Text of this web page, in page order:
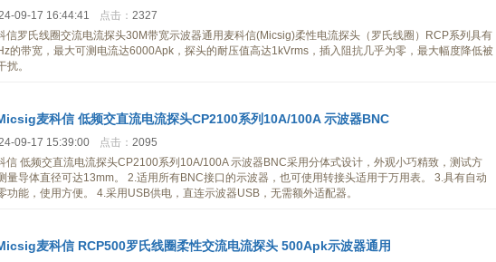
09-17 16:44:41 点击： 2327
信罗氏线圈交流电流探头30M带宽示波器通用麦科信(Micsig)柔性电流探头（罗氏线圈）RCP系列具有
的带宽，最大可测电流达6000Apk，探头的耐压值高达1kVrms，插入阻抗几乎为零，最大幅度降低被
扰。
麦科信 低频交直流电流探头CP2100系列10A/100A 示波器BNC
09-17 15:39:00 点击： 2095
信 低频交直流电流探头CP2100系列10A/100A 示波器BNC采用分体式设计，外观小巧精致，测试方
量导体直径可达13mm。 2.适用所有BNC接口的示波器，也可使用转接头适用于万用表。 3.具有自动
功能，使用方便。 4.采用USB供电，直连示波器USB，无需额外适配器。
麦科信 RCP500罗氏线圈柔性交流电流探头 500Apk示波器通用